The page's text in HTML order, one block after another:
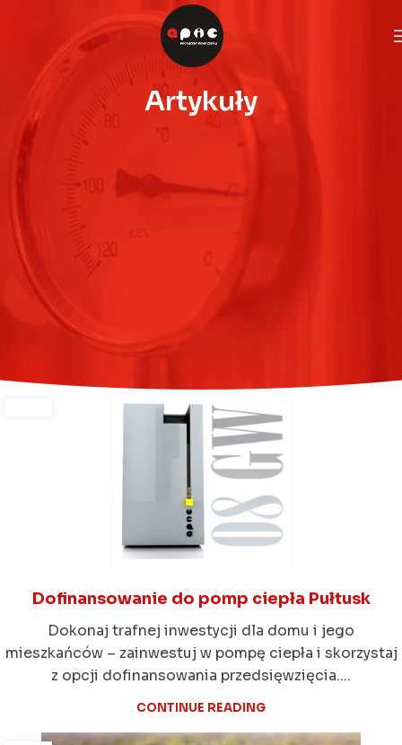
Artykuły
Dofinansowanie do pomp ciepła Pułtusk
Dokonaj trafnej inwestycji dla domu i jego
mieszkańców – zainwestuj w pompę ciepła i skorzystaj
z opcji dofinansowania przedsięwzięcia....
CONTINUE READING